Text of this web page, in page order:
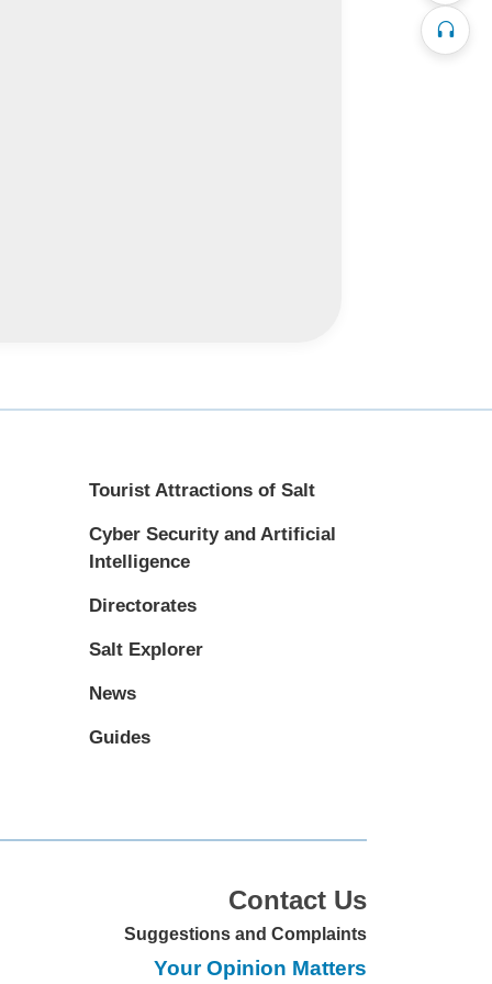
Tourist Attractions of Salt
Cyber Security and Artificial
Intelligence
Directorates
Salt Explorer
News
Guides
Contact Us
Suggestions and Complaints
Your Opinion Matters